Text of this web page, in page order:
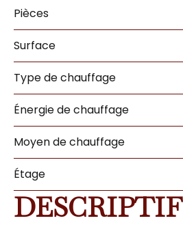
Pièces
Surface
Type de chauffage
Énergie de chauffage
Moyen de chauffage
Étage
DESCRIPTIF